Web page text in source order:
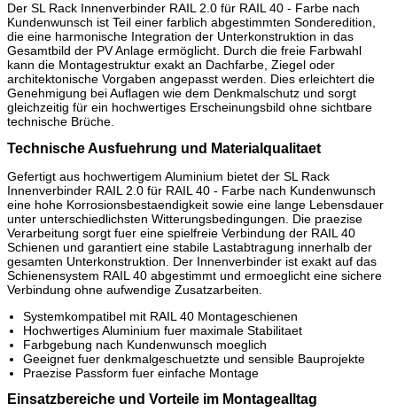
Der SL Rack Innenverbinder RAIL 2.0 für RAIL 40 - Farbe nach
Kundenwunsch ist Teil einer farblich abgestimmten Sonderedition,
die eine harmonische Integration der Unterkonstruktion in das
Gesamtbild der PV Anlage ermöglicht. Durch die freie Farbwahl
kann die Montagestruktur exakt an Dachfarbe, Ziegel oder
architektonische Vorgaben angepasst werden. Dies erleichtert die
Genehmigung bei Auflagen wie dem Denkmalschutz und sorgt
gleichzeitig für ein hochwertiges Erscheinungsbild ohne sichtbare
technische Brüche.
Technische Ausfuehrung und Materialqualitaet
Gefertigt aus hochwertigem Aluminium bietet der SL Rack
Innenverbinder RAIL 2.0 für RAIL 40 - Farbe nach Kundenwunsch
eine hohe Korrosionsbestaendigkeit sowie eine lange Lebensdauer
unter unterschiedlichsten Witterungsbedingungen. Die praezise
Verarbeitung sorgt fuer eine spielfreie Verbindung der RAIL 40
Schienen und garantiert eine stabile Lastabtragung innerhalb der
gesamten Unterkonstruktion. Der Innenverbinder ist exakt auf das
Schienensystem RAIL 40 abgestimmt und ermoeglicht eine sichere
Verbindung ohne aufwendige Zusatzarbeiten.
Systemkompatibel mit RAIL 40 Montageschienen
Hochwertiges Aluminium fuer maximale Stabilitaet
Farbgebung nach Kundenwunsch moeglich
Geeignet fuer denkmalgeschuetzte und sensible Bauprojekte
Praezise Passform fuer einfache Montage
Einsatzbereiche und Vorteile im Montagealltag